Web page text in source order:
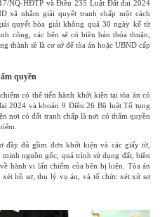
NQ-HĐTP và Điều 235 Luật Đất đai 2024
xã nhằm giải quyết tranh chấp một cách
quyết hòa giải không quá 30 ngày kể từ
công, các bên sẽ có biên bản thỏa thuận;
thành sẽ là cơ sở để tòa án hoặc UBND cấp
quyền
có thể tiến hành khởi kiện tại tòa án có
2024 và khoản 9 Điều 26 Bộ luật Tố tụng
nơi có đất tranh chấp là nơi có thẩm quyền
đầy đủ gồm đơn khởi kiện và các giấy tờ,
nguồn gốc, quá trình sử dụng đất, biên
hành vi lấn chiếm của bên bị kiện. Tòa án
xét hồ sơ, thụ lý vụ án, và tổ chức xét xử sơ